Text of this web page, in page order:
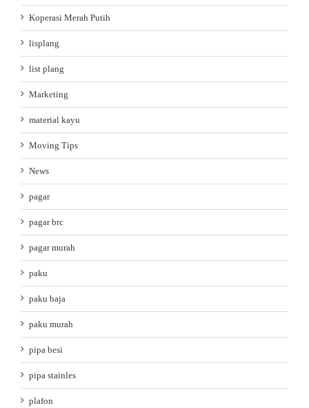
Koperasi Merah Putih
lisplang
list plang
Marketing
material kayu
Moving Tips
News
pagar
pagar brc
pagar murah
paku
paku baja
paku murah
pipa besi
pipa stainles
plafon